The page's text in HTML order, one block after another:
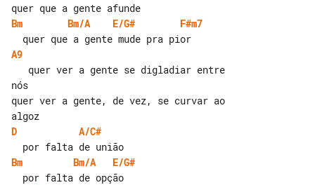
Bm
Bm/A E/G#
F#m7
A9
nós
quer ver a gente, de vez, se curvar ao
D
A/C#
Bm
Bm/A
E/G#